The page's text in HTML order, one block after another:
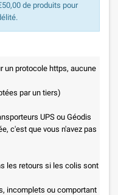
de produits pour
un protocole https, aucune
par un tiers)
UPS ou Géodis
c'est que vous n'avez pas
les retours si les colis sont
incomplets ou comportant